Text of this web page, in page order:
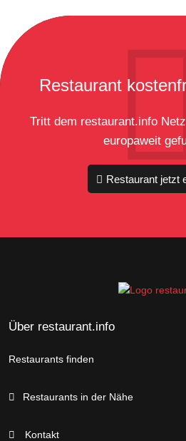
Restaurant
Tritt dem restaurant.info
europaweit
Restaurant jetzt
Über restaurant.info
Restaurants finden
Restaurants in der Nähe
Kontakt